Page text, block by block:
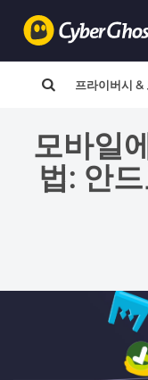
프라이버시 &
모바일
법: 안